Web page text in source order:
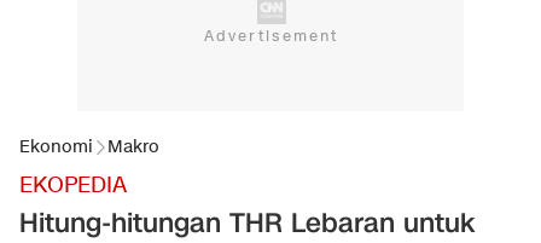
Ekonomi Makro
EKOPEDIA
Hitung-hitungan THR Lebaran untuk